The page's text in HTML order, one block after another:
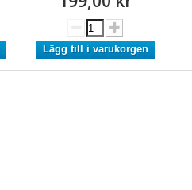
Lägg till i varukorgen